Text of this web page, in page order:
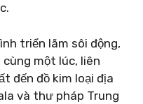
triển lãm sôi động,
một lúc, liên
đến đồ kim loại địa
và thư pháp Trung